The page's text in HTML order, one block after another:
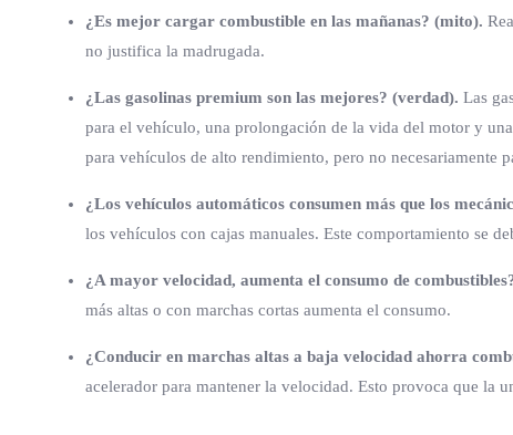
¿Es mejor cargar combustible en las mañanas? (mito).
no justifica la madrugada.
¿Las gasolinas premium son las mejores? (verdad). Las
para el vehículo, una prolongación de la vida del motor y
para vehículos de alto rendimiento, pero no necesariamente
¿Los vehículos automáticos consumen más que los
los vehículos con cajas manuales. Este comportamiento se
¿A mayor velocidad, aumenta el consumo de
más altas o con marchas cortas aumenta el consumo.
¿Conducir en marchas altas a baja velocidad ahorra
acelerador para mantener la velocidad. Esto provoca que la